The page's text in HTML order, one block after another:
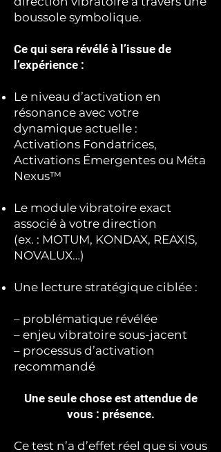
boussole symbolique.
Ce qui sera révélé à l’issue de
l’expérience :
Le niveau d’activation en
résonance avec votre
dynamique actuelle :
Activations Fondatrices,
Activations Émergentes ou Méta
Nexus™
Le module vibratoire exact
associé à votre direction
(ex. : MOTUM, KONDAX, REAXIS,
NOVALUX…)
Une lecture stratégique ciblée :
– problématique révélée
– enjeu vibratoire sous-jacent
– processus d’activation
recommandé
Une seule chose est attendue de
vous : présence.
Ce test n’a d’effet réel que si vous